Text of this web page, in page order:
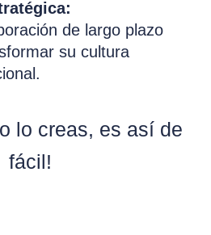
de largo plazo
su cultura
lo creas, es así de
fácil!